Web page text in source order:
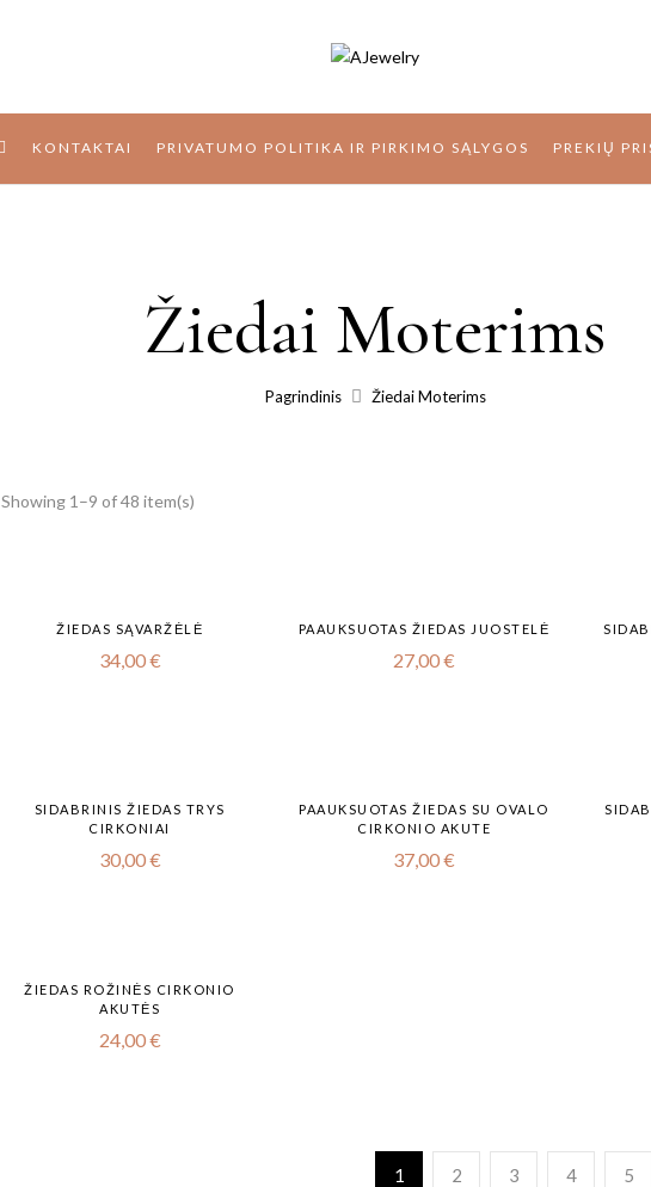
KONTAKTAI PRIVATUMO POLITIKA IR PIRKIMO SĄLYGOS PREKIŲ
Žiedai Moterims
Pagrindinis Žiedai Moterims
Showing 1–9 of 48 item(s)
ŽIEDAS SĄVARŽĖLĖ
34,00€
PAAUKSUOTAS ŽIEDAS JUOSTELĖ
27,00€
SIDABRINIS ŽIEDAS TRYS
CIRKONIAI
30,00€
PAAUKSUOTAS ŽIEDAS SU OVALO
CIRKONIO AKUTE
37,00€
ŽIEDAS ROŽINĖS CIRKONIO
AKUTĖS
24,00€
1 2 3 4 5